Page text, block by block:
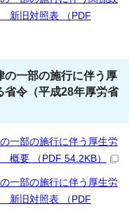
新旧対照表 （PDF
の一部の施行に伴う厚
省令（平成28年厚労省
一部の施行に伴う厚生労
概要 （PDF 54.2KB）
一部の施行に伴う厚生労
新旧対照表 （PDF